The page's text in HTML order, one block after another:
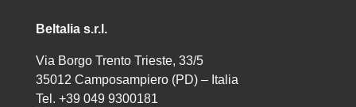
Beltalia s.r.l.
Via Borgo Trento Trieste, 33/5
35012 Camposampiero (PD) – Italia
Tel. +39 049 9300181